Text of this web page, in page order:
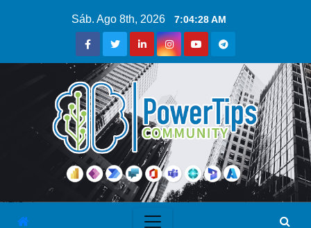
Sáb. Ago 8th, 2026 7:04:28 AM